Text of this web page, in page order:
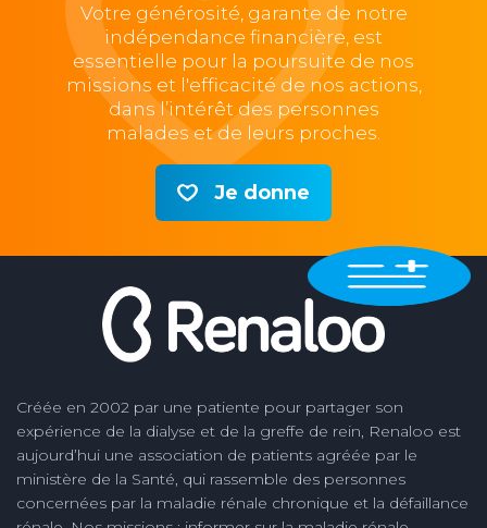
Votre générosité, garante de notre
indépendance financière, est
essentielle pour la poursuite de nos
missions et l'efficacité de nos actions,
dans l’intérêt des personnes
malades et de leurs proches.
Je donne
Créée en 2002 par une patiente pour partager son
expérience de la dialyse et de la greffe de rein, Renaloo est
aujourd’hui une association de patients agréée par le
ministère de la Santé, qui rassemble des personnes
concernées par la maladie rénale chronique et la défaillance